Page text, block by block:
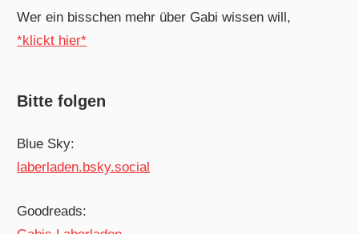
Wer ein bisschen mehr über Gabi wissen will,
*klickt hier*
Bitte folgen
Blue Sky:
laberladen.bsky.social
Goodreads: